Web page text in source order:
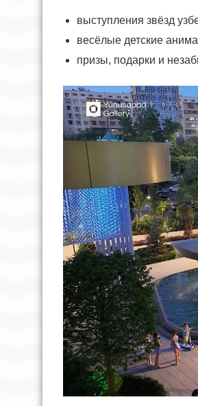
выступления звёзд
весёлые детские
призы, подарки и